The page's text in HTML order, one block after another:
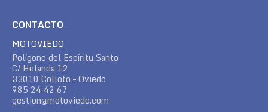
CONTACTO
MOTOVIEDO
Polígono del Espíritu Santo
C/ Holanda 12
33010 Colloto – Oviedo
985 24 42 67
gestion@motoviedo.com